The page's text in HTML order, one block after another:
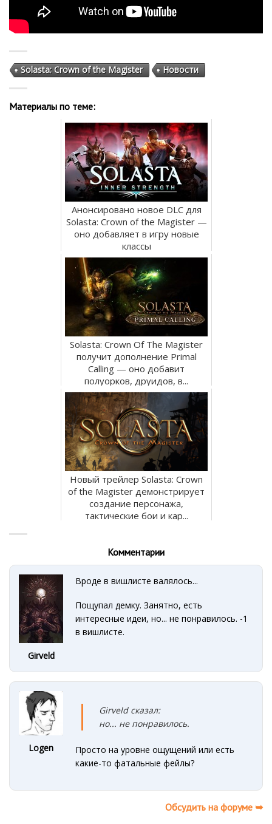
Solasta: Crown of the Magister Новости
Материалы по теме:
Анонсировано новое DLC для
Solasta: Crown of the Magister —
оно добавляет в игру новые
классы
Solasta: Crown Of The Magister
получит дополнение Primal
Calling — оно добавит
полуорков, друидов, в...
Новый трейлер Solasta: Crown
of the Magister демонстрирует
создание персонажа,
тактические бои и кар...
Комментарии
Girveld
Вроде в вишлисте валялось...
Пощупал демку. Занятно, есть
интересные идеи, но... не понравилось. -1
в вишлисте.
Logen
Girveld сказал:
но... не понравилось.
Просто на уровне ощущений или есть
какие-то фатальные фейлы?
Обсудить на форуме ➥